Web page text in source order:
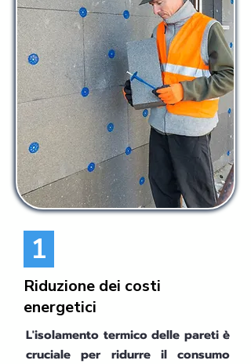
1
Riduzione dei costi
energetici
L'isolamento termico delle pareti è
cruciale per ridurre il consumo